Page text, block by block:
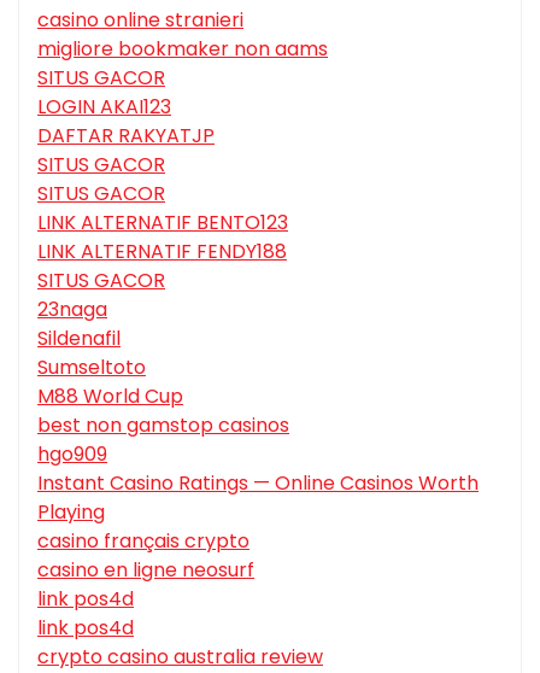
casino online stranieri
migliore bookmaker non aams
SITUS GACOR
LOGIN AKAI123
DAFTAR RAKYATJP
SITUS GACOR
SITUS GACOR
LINK ALTERNATIF BENTO123
LINK ALTERNATIF FENDY188
SITUS GACOR
23naga
Sildenafil
Sumseltoto
M88 World Cup
best non gamstop casinos
hgo909
Instant Casino Ratings — Online Casinos Worth
Playing
casino français crypto
casino en ligne neosurf
link pos4d
link pos4d
crypto casino australia review